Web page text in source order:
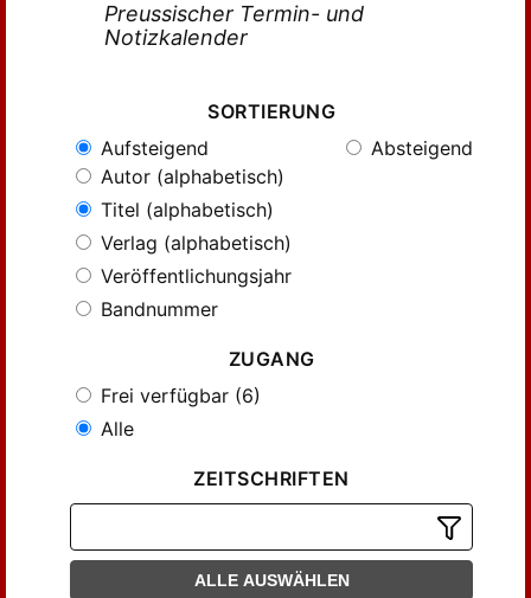
Preussischer Termin- und
Notizkalender
SORTIERUNG
Aufsteigend
Absteigend
Autor (alphabetisch)
Titel (alphabetisch)
Verlag (alphabetisch)
Veröffentlichungsjahr
Bandnummer
ZUGANG
Frei verfügbar (6)
Alle
ZEITSCHRIFTEN
ALLE AUSWÄHLEN